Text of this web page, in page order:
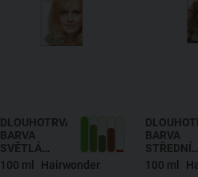
DLOUHOTRVAJÍCÍ
BARVA
SVĚTLÁ
BLOND 8
100 ml Hairwonder
BARVA
STŘEDNÍ
BLOND 7
100 ml